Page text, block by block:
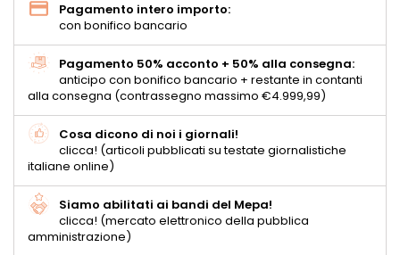
Pagamento intero importo:
con bonifico bancario
Pagamento 50% acconto + 50% alla consegna:
anticipo con bonifico bancario + restante in contanti
alla consegna (contrassegno massimo €4.999,99)
Cosa dicono di noi i giornali!
clicca! (articoli pubblicati su testate giornalistiche
italiane online)
Siamo abilitati ai bandi del Mepa!
clicca! (mercato elettronico della pubblica
amministrazione)